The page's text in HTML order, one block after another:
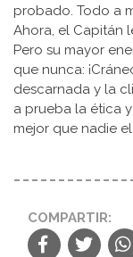
probado. Todo a
Ahora, el Capitán
Pero su mayor
que nunca:
descarnada y la
a prueba la ética
mejor que nadie
COMPARTIR: